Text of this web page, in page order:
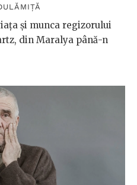
și munca regizorului
din Maralya până-n